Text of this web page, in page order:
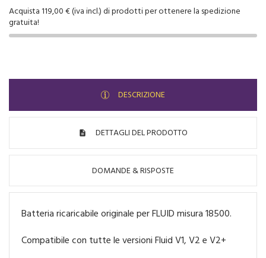
Acquista 119,00 € (iva incl.) di prodotti per ottenere la spedizione
gratuita!
DESCRIZIONE
DETTAGLI DEL PRODOTTO
DOMANDE & RISPOSTE
Batteria ricaricabile originale per FLUID misura 18500.
Compatibile con tutte le versioni Fluid V1, V2 e V2+